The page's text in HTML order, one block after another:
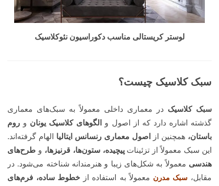
لوستر کریستالی مناسب دکوراسیون نئوکلاسیک
سبک کلاسیک چیست؟
سبک کلاسیک در معماری داخلی معمولاً به سبک‌های معماری
گذشته اشاره دارد که از اصول و
الگوهای کلاسیک یونان و روم
باستان، همچنین از اصول معماری رنسانس ایتالیا الهام گرفته‌اند.
این سبک معمولاً از تزئیناتپیچیده، ستون‌ها، قرنیزها، و طرح‌های
هندسی معمولاً به شکل‌های زیبا و هنرمندانه شناخته می‌شود. در
مقابل، سبک مدرن معمولاً به استفاده از خطوط ساده، فرم‌های